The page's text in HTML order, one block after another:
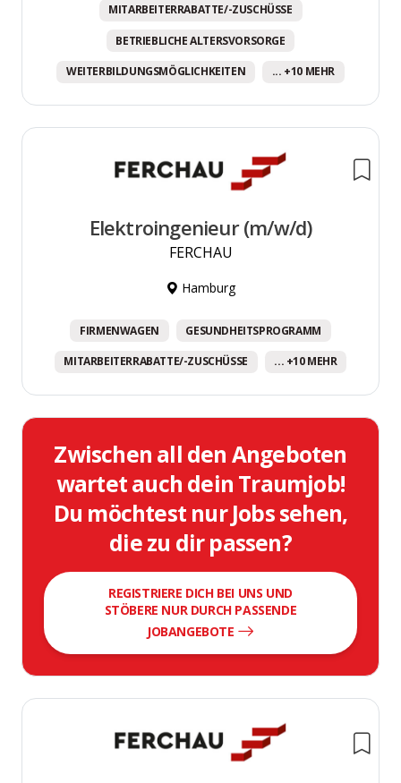
MITARBEITERRABATTE/-ZUSCHÜSSE
BETRIEBLICHE ALTERSVORSORGE
WEITERBILDUNGSMÖGLICHKEITEN ... +10 MEHR
Elektroingenieur (m/w/d)
FERCHAU
Hamburg
FIRMENWAGEN GESUNDHEITSPROGRAMM
MITARBEITERRABATTE/-ZUSCHÜSSE ... +10 MEHR
Zwischen all den Angeboten
wartet auch dein Traumjob!
Du möchtest nur Jobs sehen,
die zu dir passen?
REGISTRIERE DICH BEI UNS UND
STÖBERE NUR DURCH PASSENDE
JOBANGEBOTE